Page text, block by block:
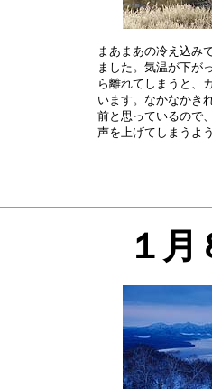
まあまあの冷え込み
ました。気温が下が
ら離れてしまうと、
います。なかなかき
前と思っているので
１